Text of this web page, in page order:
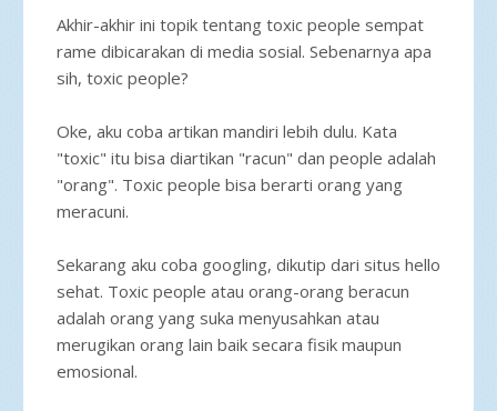
Akhir-akhir ini topik tentang toxic people sempat
rame dibicarakan di media sosial. Sebenarnya apa
sih, toxic people?
Oke, aku coba artikan mandiri lebih dulu. Kata
"toxic" itu bisa diartikan "racun" dan people adalah
"orang". Toxic people bisa berarti orang yang
meracuni.
Sekarang aku coba googling, dikutip dari situs hello
sehat. Toxic people atau orang-orang beracun
adalah orang yang suka menyusahkan atau
merugikan orang lain baik secara fisik maupun
emosional.